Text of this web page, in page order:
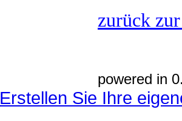
zurück
powered in
Erstellen Sie Ihre